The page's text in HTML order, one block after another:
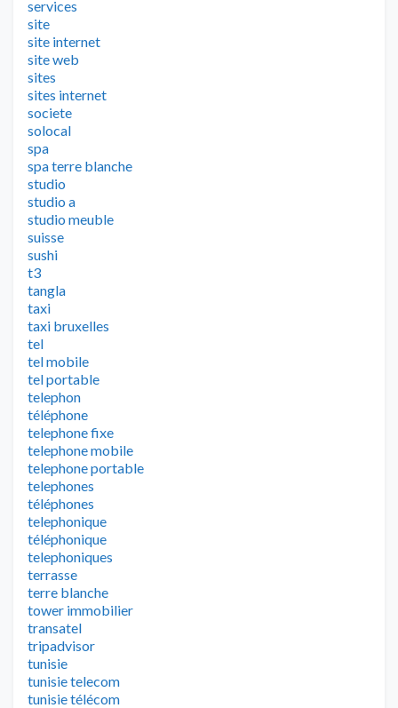
services
site
site internet
site web
sites
sites internet
societe
solocal
spa
spa terre blanche
studio
studio a
studio meuble
suisse
sushi
t3
tangla
taxi
taxi bruxelles
tel
tel mobile
tel portable
telephon
téléphone
telephone fixe
telephone mobile
telephone portable
telephones
téléphones
telephonique
téléphonique
telephoniques
terrasse
terre blanche
tower immobilier
transatel
tripadvisor
tunisie
tunisie telecom
tunisie télécom